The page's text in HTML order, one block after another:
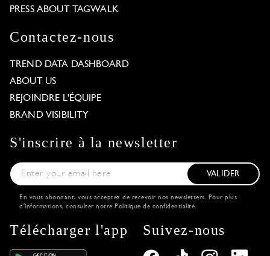
PRESS ABOUT TAGWALK
Contactez-nous
TREND DATA DASHBOARD
ABOUT US
REJOINDRE L'ÉQUIPE
BRAND VISIBILITY
S'inscrire à la newsletter
VALIDER
En vous abonnant, vous acceptez de recevoir nos newsletters. Pour plus
d'informations, consulter notre Politique de confidentialité.
Télécharger l'app Suivez-nous